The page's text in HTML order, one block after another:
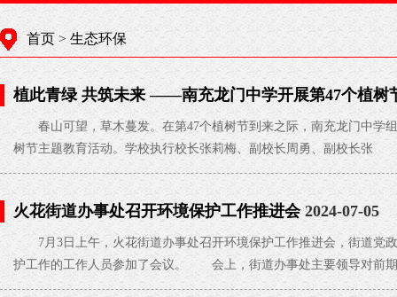
首页 > 生态环保
植此青绿 共筑未来 ——南充龙门中学开展第47个植树
春山可望，草木蔓发。在第47个植树节到来之际，南充龙门中学组
树节主题教育活动。学校执行校长张莉梅、副校长周勇、副校长张
火花街道办事处召开环境保护工作推进会 2024-07-05
7月3日上午，火花街道办事处召开环境保护工作推进会，街道党
护工作的工作人员参加了会议。 会上，街道办事处主要领导对前